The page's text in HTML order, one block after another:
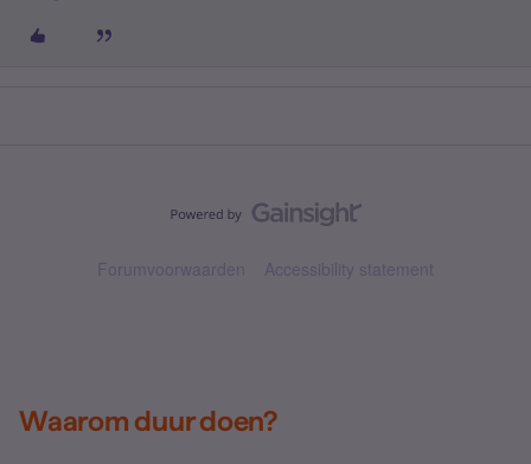
Forumvoorwaarden Accessibility statement
Waarom duur doen?